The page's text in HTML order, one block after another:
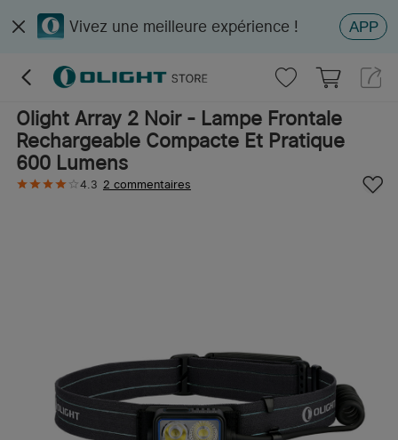
Vivez une meilleure expérience ! APP
Olight Array 2 Noir - Lampe Frontale
Rechargeable Compacte Et Pratique
600 Lumens
4.3 2 commentaires